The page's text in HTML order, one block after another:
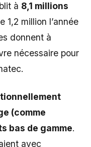
à 8,1 millions
1,2 million l’année
donnent à
nécessaire pour
(comme
bas de gamme.
avec